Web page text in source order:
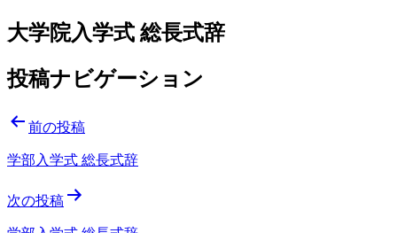
大学院入学式 総長式辞
投稿ナビゲーション
前の投稿
学部入学式 総長式辞
次の投稿